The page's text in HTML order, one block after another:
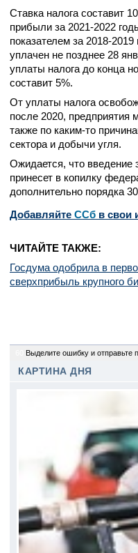
Ставка налога составит
прибыли за 2021-2022
показателем за 2018-
уплачен не позднее 28
уплаты налога до конца
составит 5%.
От уплаты налога
после 2020, предприятия
также по каким-то
сектора и добычи угля.
Ожидается, что введение
принесет в копилку
дополнительно порядка
Добавляйте CСб в свои
ЧИТАЙТЕ ТАКЖЕ:
Госдума одобрила в
сверхприбыль крупного
Выделите ошибку и отправьте
КАРТИНА ДНЯ